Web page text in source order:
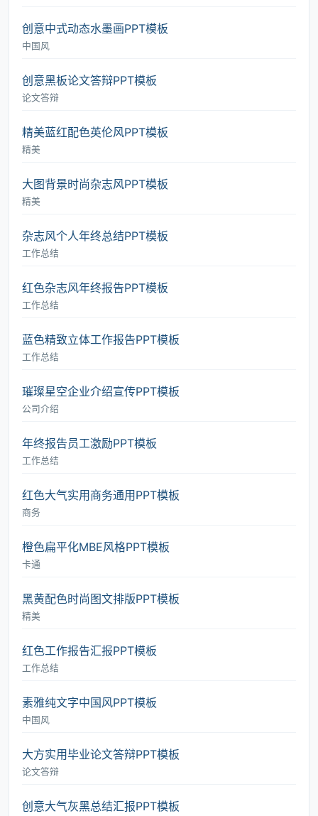
创意中式动态水墨画PPT模板
中国风
创意黑板论文答辩PPT模板
论文答辩
精美蓝红配色英伦风PPT模板
精美
大图背景时尚杂志风PPT模板
精美
杂志风个人年终总结PPT模板
工作总结
红色杂志风年终报告PPT模板
工作总结
蓝色精致立体工作报告PPT模板
工作总结
璀璨星空企业介绍宣传PPT模板
公司介绍
年终报告员工激励PPT模板
工作总结
红色大气实用商务通用PPT模板
商务
橙色扁平化MBE风格PPT模板
卡通
黑黄配色时尚图文排版PPT模板
精美
红色工作报告汇报PPT模板
工作总结
素雅纯文字中国风PPT模板
中国风
大方实用毕业论文答辩PPT模板
论文答辩
创意大气灰黑总结汇报PPT模板